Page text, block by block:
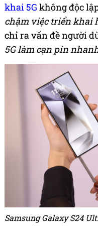
khai 5G không độc
chậm việc triển khai
chỉ ra vấn đề người
5G làm cạn pin
Samsung Galaxy S24